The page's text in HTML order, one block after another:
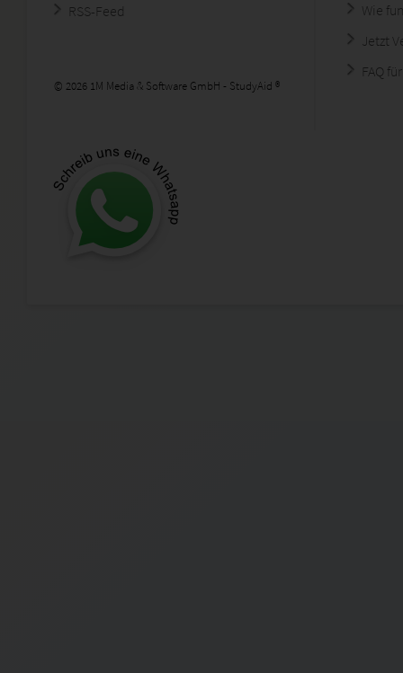
RSS-Feed
© 2026 1M Media & Software GmbH - StudyAid ®
Wie
Jetzt
FAQ